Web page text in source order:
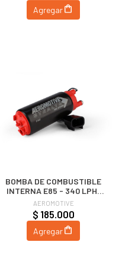
Agregar
BOMBA DE COMBUSTIBLE
INTERNA E85 - 340 LPH |
AEROMOTIVE
AEROMOTIVE
$ 185.000
Agregar